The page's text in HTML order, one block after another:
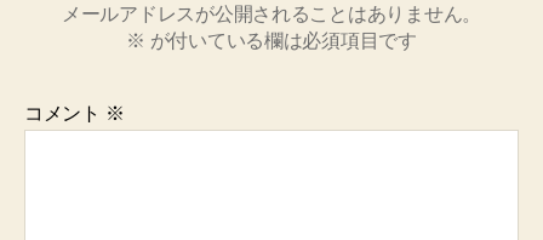
メールアドレスが公開されることはありません。
※ が付いている欄は必須項目です
コメント ※